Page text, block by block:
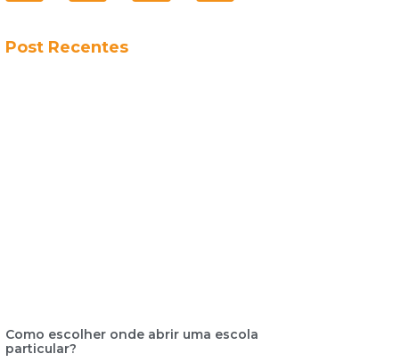
Post Recentes
Como escolher onde abrir uma escola
particular?